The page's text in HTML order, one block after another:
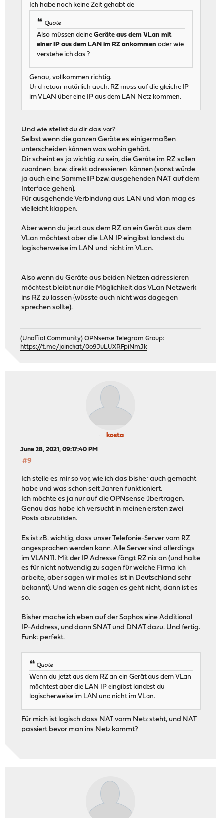
Ich habe noch keine Zeit gehabt de
Quote
Also müssen deineGeräte aus dem VLan mit
einer IP aus dem LAN im RZ ankommen oder wie
verstehe ich das ?
Genau, vollkommen richtig.
Und retour natürlich auch: RZ muss auf die gleiche IP
im VLAN über eine IP aus dem LAN Netz kommen.
Und wie stellst du dir das vor?
Selbst wenn die ganzen Geräte es einigermaßen
unterscheiden können was wohin gehört.
Dir scheint es ja wichtig zu sein, die Geräte im RZ sollen
zuordnen bzw. direkt adressieren können (sonst würde
ja auch eine SammelIP bzw. ausgehenden NAT auf dem
Interface gehen).
Für ausgehende Verbindung aus LAN und vlan mag es
vielleicht klappen.
Aber wenn du jetzt aus dem RZ an ein Gerät aus dem
VLan möchtest aber die LAN IP eingibst landest du
logischerweise im LAN und nicht im VLan.
Also wenn du Geräte aus beiden Netzen adressieren
möchtest bleibt nur die Möglichkeit das VLan Netzwerk
ins RZ zu lassen (wüsste auch nicht was dagegen
sprechen sollte).
(Unoffial Community) OPNsense Telegram Group:
https://t.me/joinchat/0o9JuLUXRFpiNmJk
kosta
June 28, 2021, 09:17:40 PM
#9
Ich stelle es mir so vor, wie ich das bisher auch gemacht
habe und was schon seit Jahren funktioniert.
Ich möchte es ja nur auf die OPNsense übertragen.
Genau das habe ich versucht in meinen ersten zwei
Posts abzubilden.
Es ist zB. wichtig, dass unser Telefonie-Server vom RZ
angesprochen werden kann. Alle Server sind allerdings
im VLAN11. Mit der IP Adresse fängt RZ nix an (und halte
es für nicht notwendig zu sagen für welche Firma ich
arbeite, aber sagen wir mal es ist in Deutschland sehr
bekannt). Und wenn die sagen es geht nicht, dann ist es
so.
Bisher mache ich eben auf der Sophos eine Additional
IP-Address, und dann SNAT und DNAT dazu. Und fertig.
Funkt perfekt.
Quote
Wenn du jetzt aus dem RZ an ein Gerät aus dem VLan
möchtest aber die LAN IP eingibst landest du
logischerweise im LAN und nicht im VLan.
Für mich ist logisch dass NAT vorm Netz steht, und NAT
passiert bevor man ins Netz kommt?